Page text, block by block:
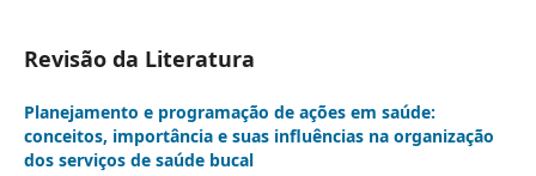
Revisão da Literatura
Planejamento e programação de ações em saúde:
conceitos, importância e suas influências na organização
dos serviços de saúde bucal